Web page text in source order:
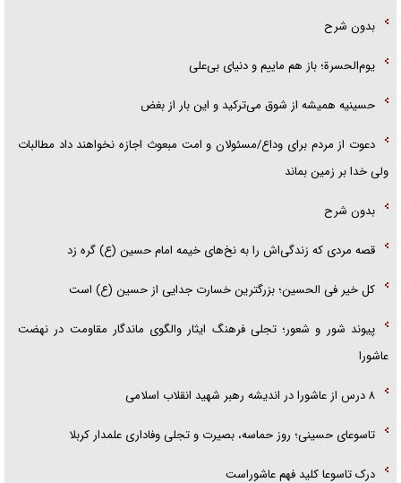
بدون شرح
یوم‌الحسرة؛ باز هم ماییم و دنیای بی‌علی
حسینیه همیشه از شوق می‌ترکید و این بار از بغض
دعوت از مردم برای وداع/مسئولان و امت مبعوث اجازه نخواهند داد مطالبات
ولی خدا بر زمین بماند
بدون شرح
قصه مردی که زندگی‌اش را به نخ‌های خیمه امام حسین (ع) گره زد
کل خیر فی الحسین؛ بزرگترین خسارت جدایی از حسین (ع) است
پیوند شور و شعور؛ تجلی فرهنگ ایثار والگوی ماندگار مقاومت در نهضت
عاشورا
۸ درس از عاشورا در اندیشه رهبر شهید انقلاب اسلامی
تاسوعای حسینی؛ روز حماسه، بصیرت و تجلی وفاداری علمدار کربلا
درک تاسوعا کلید فهم عاشوراست